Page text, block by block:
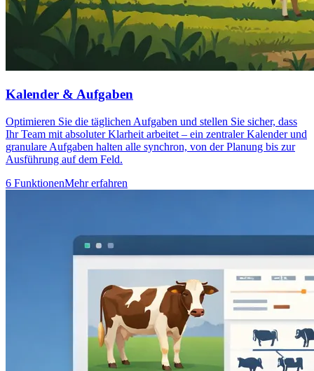
Kalender & Aufgaben
Optimieren Sie die täglichen Aufgaben und stellen Sie sicher, dass
Ihr Team mit absoluter Klarheit arbeitet – ein zentraler Kalender und
granulare Aufgaben halten alle synchron, von der Planung bis zur
Ausführung auf dem Feld.
6 FunktionenMehr erfahren